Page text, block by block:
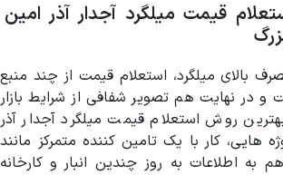
قیمت میلگرد آجدار آذر امین
بالای میلگرد، استعلام قیمت از چند منبع
و در نهایت هم تصویر شفافی از شرایط بازار
روش استعلام قیمت میلگرد آجدار آذر
هایی، کار با یک تامین کننده متمرکز مانند
به اطلاعات به روز چندین انبار و کارخانه